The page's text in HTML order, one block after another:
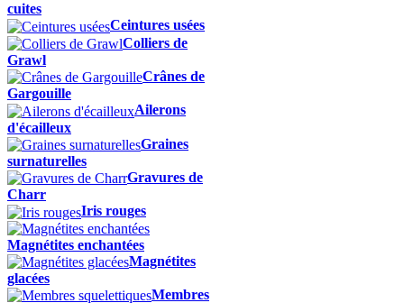
cuites
Ceintures usées
Colliers de
Grawl
Crânes de
Gargouille
Ailerons
d'écailleux
Graines
surnaturelles
Gravures de
Charr
Iris rouges
Magnétites enchantées
Magnétites
glacées
Membres